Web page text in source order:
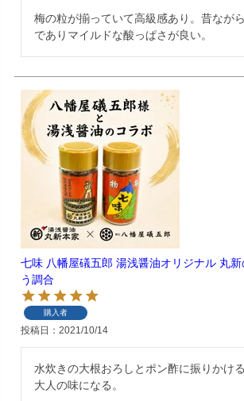
梅の粒が揃っていて高級感あり。昔なが
でありマイルドな酸っぱさが良い。
七味 八幡屋礒五郎 湯浅醤油オリジナル 丸
う調合
購入者
投稿日 2021/10/14
水炊きの大根おろしとポン酢に振りかけ